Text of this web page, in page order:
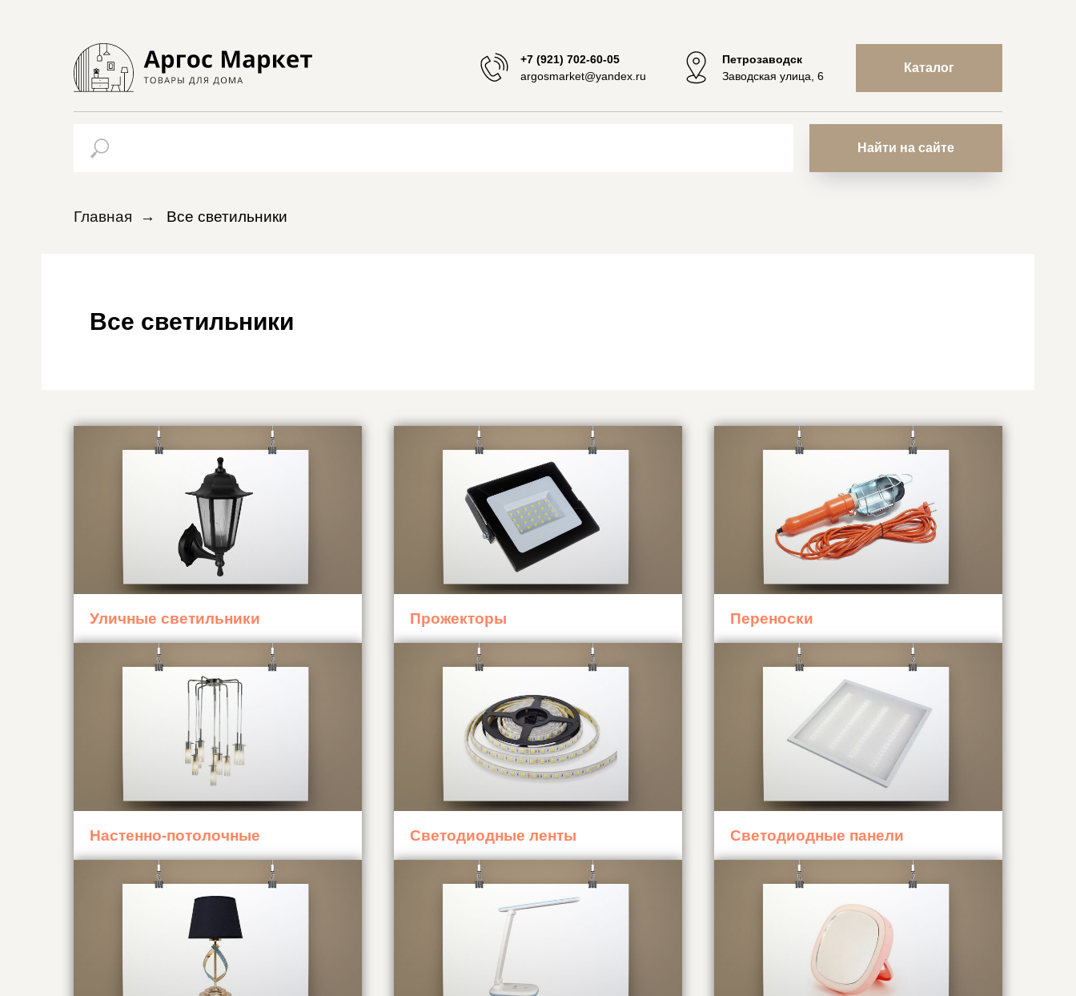
+7 (921) 702-60-05
argosmarket@yandex.ru
Петрозаводск
Заводская улица, 6
Каталог
Найти на сайте
Главная → Все светильники
Все светильники
Уличные светильники Прожекторы Переноски
Настенно-потолочные Светодиодные ленты Светодиодные панели